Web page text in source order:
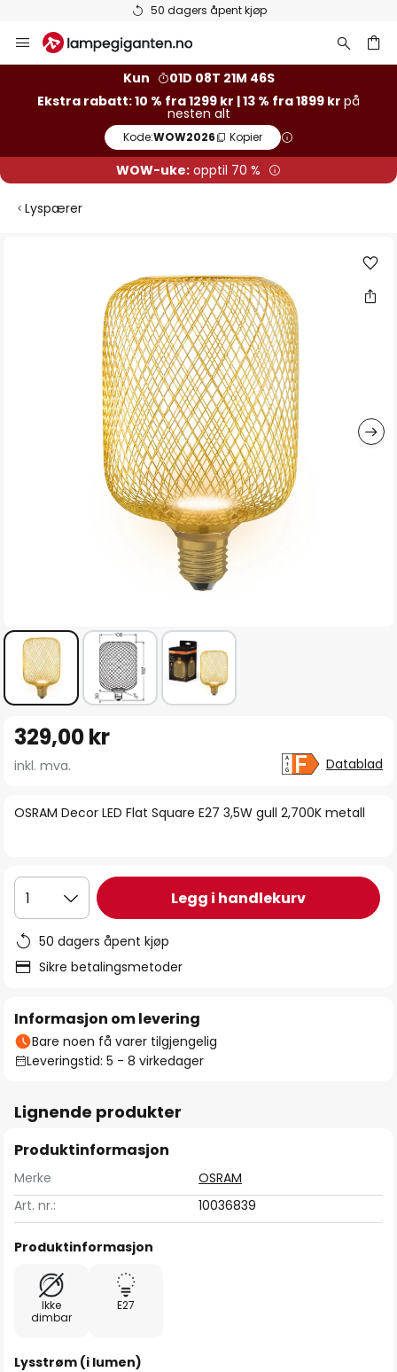
50 dagers åpent kjøp
Hopp
til
Kun
01D 08T 21M 46S
Ekstra rabatt: 10 % fra 1299 kr | 13 % fra 1899 kr på
nesten alt
Kode:WOW2026 Kopier
WOW-uke: opptil 70 %
Lyspærer
begynnelsen
bildegalleri
OSRAM Decor LED Flat Square E27 3,5W gull 2,700K metall
329,00 kr
inkl. mva. Datablad
1 Legg i handlekurv
50 dagers åpent kjøp
Sikre betalingsmetoder
Informasjon om levering
Bare noen få varer tilgjengelig
Leveringstid: 5 - 8 virkedager
Lignende produkter
Produktinformasjon
Merke
OSRAM
Art. nr.:
10036839
Produktinformasjon
Ikke
dimbar
E27
Lysstrøm (i lumen)